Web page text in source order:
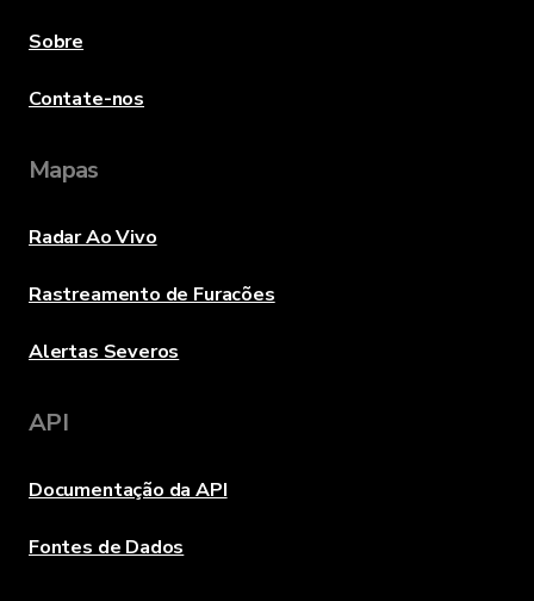
Sobre
Contate-nos
Mapas
Radar Ao Vivo
Rastreamento de Furacões
Alertas Severos
API
Documentação da API
Fontes de Dados